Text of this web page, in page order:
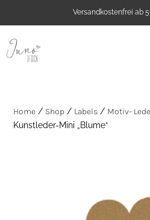
Versandkostenfrei ab
Home / Shop / Labels / Motiv-
Kunstleder-Mini „Blume“